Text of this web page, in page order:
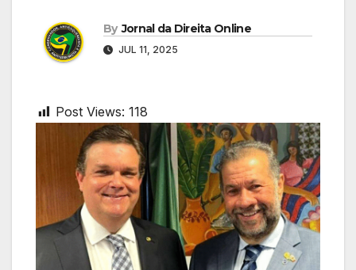
By Jornal da Direita Online
JUL 11, 2025
Post Views: 118